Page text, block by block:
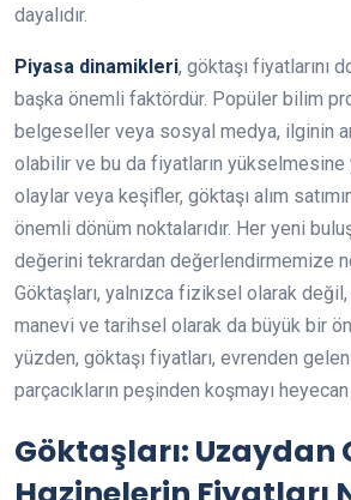
dayalıdır.
Piyasa dinamikleri, göktaşı fiyatlarını
başka önemli faktördür. Popüler bilim
belgeseller veya sosyal medya, ilginin
olabilir ve bu da fiyatların yükselmesine
olaylar veya keşifler, göktaşı alım
önemli dönüm noktalarıdır. Her yeni
değerini tekrardan değerlendirmemize
Göktaşları, yalnızca fiziksel olarak değil,
manevi ve tarihsel olarak da büyük bir
yüzden, göktaşı fiyatları, evrenden
parçacıkların peşinden koşmayı
Göktaşları: Uzaydan